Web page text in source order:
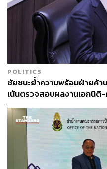
POLITICS
ชัยชนะย้ำความพร้อมฝ่ายค้
เน้นตรวจสอบผลงานเอกนิติ